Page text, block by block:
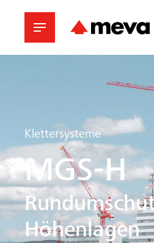
Klettersysteme
MGS-H
Höhenlagen